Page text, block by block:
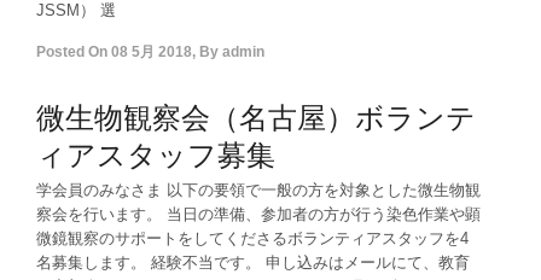
JSSM） 選
Posted On 08 5月 2018, By admin
微生物観察会（名古屋）ボランテ
ィアスタッフ募集
学会員のみなさま 以下の要領で一般の方を対象とした微生物観
察会を行います。 当日の準備、参加者の方が行う染色作業や顕
微鏡観察のサポートをしてくださるボランティアスタッフを4
名募集します。 経験不当です。 申し込みはメールにて、教育